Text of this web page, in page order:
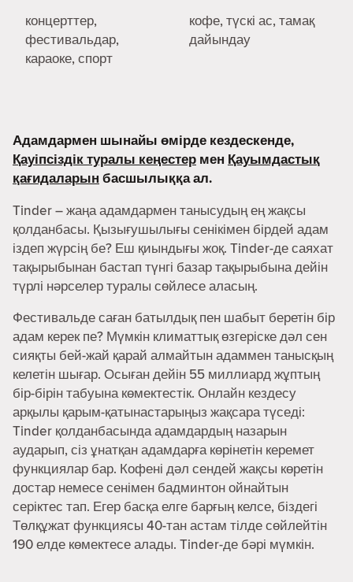
концерттер,
фестивальдар,
караоке, спорт
кофе, түскі ас, тамақ
дайындау
Адамдармен шынайы өмірде кездескенде,
Қауіпсіздік туралы кеңестер мен Қауымдастық
қағидаларын басшылыққа ал.
Tinder – жаңа адамдармен танысудың ең жақсы
қолданбасы. Қызығушылығы сенікімен бірдей адам
іздеп жүрсің бе? Еш қиындығы жоқ. Tinder-де саяхат
тақырыбынан бастап түнгі базар тақырыбына дейін
түрлі нәрселер туралы сөйлесе аласың.
Фестивальде саған батылдық пен шабыт беретін бір
адам керек пе? Мүмкін климаттық өзгеріске дәл сен
сияқты бей-жай қарай алмайтын адаммен танысқың
келетін шығар. Осыған дейін 55 миллиард жұптың
бір-бірін табуына көмектестік. Онлайн кездесу
арқылы қарым-қатынастарыңыз жақсара түседі:
Tinder қолданбасында адамдардың назарын
аударып, сіз ұнатқан адамдарға көрінетін керемет
функциялар бар. Кофені дәл сендей жақсы көретін
достар немесе сенімен бадминтон ойнайтын
серіктес тап. Егер басқа елге барғың келсе, біздегі
Төлқұжат функциясы 40-тан астам тілде сөйлейтін
190 елде көмектесе алады. Tinder-де бәрі мүмкін.